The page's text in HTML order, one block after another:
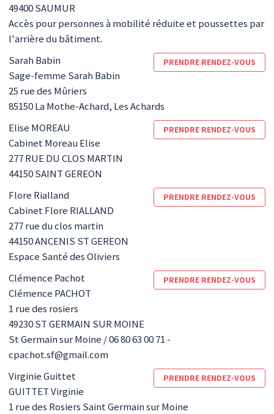
49400SAUMUR
Accès pour personnes à mobilité réduite et poussettes par
l'arrière du bâtiment.
SarahBabin PRENDRE RENDEZ-VOUS
Sage-femme Sarah Babin
25 rue des Mûriers
85150La Mothe-Achard, Les Achards
Elise MOREAU PRENDRE RENDEZ-VOUS
Cabinet Moreau Elise
277 RUE DU CLOS MARTIN
44150SAINT GEREON
Flore Rialland PRENDRE RENDEZ-VOUS
Cabinet Flore RIALLAND
277 rue du clos martin
44150ANCENIS ST GEREON
Espace Santé des Oliviers
Clémence Pachot PRENDRE RENDEZ-VOUS
Clémence PACHOT
1 rue des rosiers
49230ST GERMAIN SUR MOINE
St Germain sur Moine / 06 80 63 00 71 -
cpachot.sf@gmail.com
VirginieGuittet PRENDRE RENDEZ-VOUS
GUITTET Virginie
1 rue des Rosiers Saint Germain sur Moine